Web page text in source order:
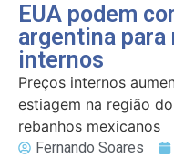
EUA podem
argentina
internos
Preços internos
estiagem na região
rebanhos mexicanos
Fernando Soares